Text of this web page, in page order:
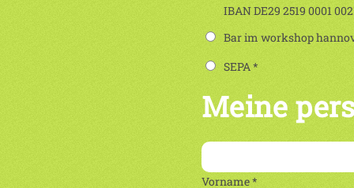
IBAN DE29 2519 0001
Bar im workshop
SEPA *
Meine
Vorname *